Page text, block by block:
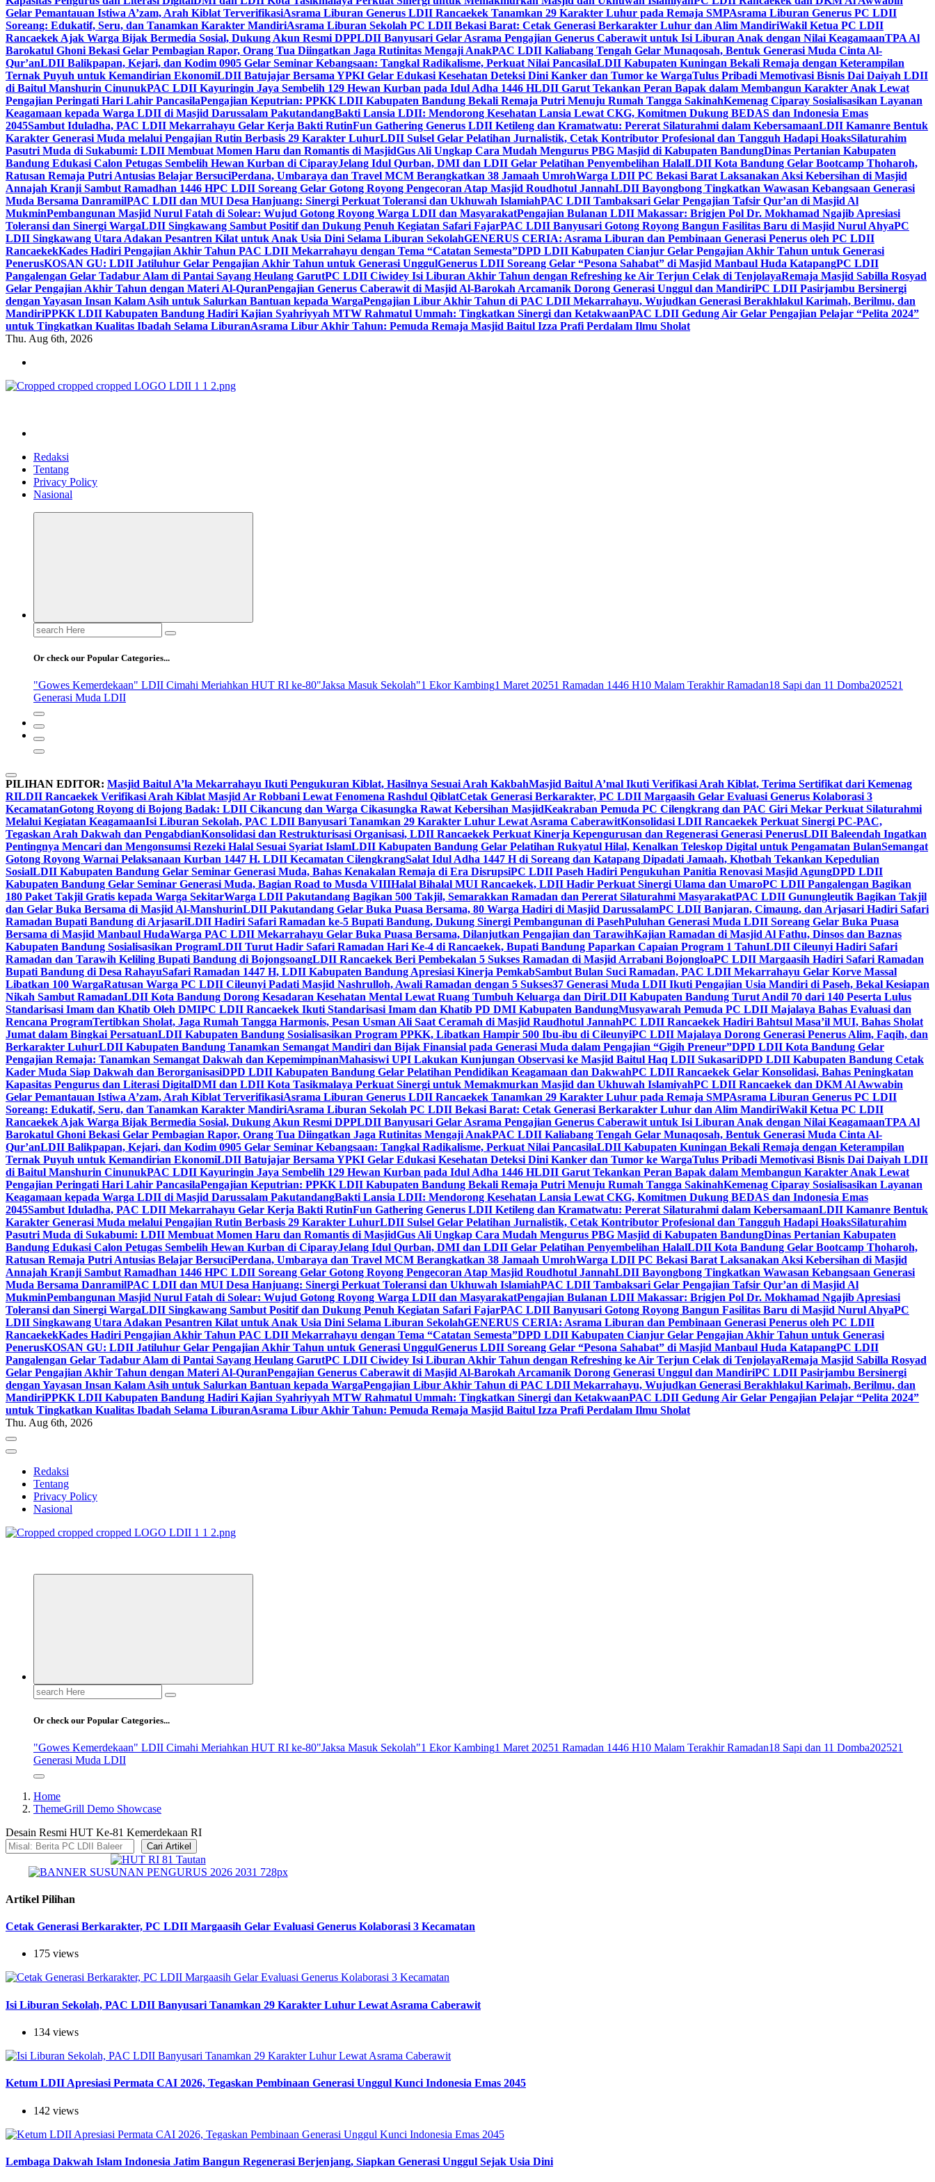
Gelar Pemantauan Istiwa A’zam, Arah Kiblat TerverifikasiAsrama Liburan Generus LDII Rancaekek Tanamkan 29 Karakter Luhur pada Remaja SMPAsrama Liburan Generus PC LDII
Soreang: Edukatif, Seru, dan Tanamkan Karakter MandiriAsrama Liburan Sekolah PC LDII Bekasi Barat: Cetak Generasi Berkarakter Luhur dan Alim MandiriWakil Ketua PC LDII
Rancaekek Ajak Warga Bijak Bermedia Sosial, Dukung Akun Resmi DPPLDII Banyusari Gelar Asrama Pengajian Generus Caberawit untuk Isi Liburan Anak dengan Nilai KeagamaanTPA Al
Barokatul Ghoni Bekasi Gelar Pembagian Rapor, Orang Tua Diingatkan Jaga Rutinitas Mengaji AnakPAC LDII Kaliabang Tengah Gelar Munaqosah, Bentuk Generasi Muda Cinta Al-
Qur’anLDII Balikpapan, Kejari, dan Kodim 0905 Gelar Seminar Kebangsaan: Tangkal Radikalisme, Perkuat Nilai PancasilaLDII Kabupaten Kuningan Bekali Remaja dengan Keterampilan
Ternak Puyuh untuk Kemandirian EkonomiLDII Batujajar Bersama YPKI Gelar Edukasi Kesehatan Deteksi Dini Kanker dan Tumor ke WargaTulus Pribadi Memotivasi Bisnis Dai Daiyah LDII
di Baitul Manshurin CinunukPAC LDII Kayuringin Jaya Sembelih 129 Hewan Kurban pada Idul Adha 1446 HLDII Garut Tekankan Peran Bapak dalam Membangun Karakter Anak Lewat
Pengajian Peringati Hari Lahir PancasilaPengajian Keputrian: PPKK LDII Kabupaten Bandung Bekali Remaja Putri Menuju Rumah Tangga SakinahKemenag Ciparay Sosialisasikan Layanan
Keagamaan kepada Warga LDII di Masjid Darussalam PakutandangBakti Lansia LDII: Mendorong Kesehatan Lansia Lewat CKG, Komitmen Dukung BEDAS dan Indonesia Emas
2045Sambut Iduladha, PAC LDII Mekarrahayu Gelar Kerja Bakti RutinFun Gathering Generus LDII Ketileng dan Kramatwatu: Pererat Silaturahmi dalam KebersamaanLDII Kamanre Bentuk
Karakter Generasi Muda melalui Pengajian Rutin Berbasis 29 Karakter LuhurLDII Sulsel Gelar Pelatihan Jurnalistik, Cetak Kontributor Profesional dan Tangguh Hadapi HoaksSilaturahim
Pasutri Muda di Sukabumi: LDII Membuat Momen Haru dan Romantis di MasjidGus Ali Ungkap Cara Mudah Mengurus PBG Masjid di Kabupaten BandungDinas Pertanian Kabupaten
Bandung Edukasi Calon Petugas Sembelih Hewan Kurban di CiparayJelang Idul Qurban, DMI dan LDII Gelar Pelatihan Penyembelihan HalalLDII Kota Bandung Gelar Bootcamp Thoharoh,
Ratusan Remaja Putri Antusias Belajar BersuciPerdana, Umbaraya dan Travel MCM Berangkatkan 38 Jamaah UmrohWarga LDII PC Bekasi Barat Laksanakan Aksi Kebersihan di Masjid
Annajah Kranji Sambut Ramadhan 1446 HPC LDII Soreang Gelar Gotong Royong Pengecoran Atap Masjid Roudhotul JannahLDII Bayongbong Tingkatkan Wawasan Kebangsaan Generasi
Muda Bersama DanramilPAC LDII dan MUI Desa Hanjuang: Sinergi Perkuat Toleransi dan Ukhuwah IslamiahPAC LDII Tambaksari Gelar Pengajian Tafsir Qur’an di Masjid Al
MukminPembangunan Masjid Nurul Fatah di Solear: Wujud Gotong Royong Warga LDII dan MasyarakatPengajian Bulanan LDII Makassar: Brigjen Pol Dr. Mokhamad Ngajib Apresiasi
Toleransi dan Sinergi WargaLDII Singkawang Sambut Positif dan Dukung Penuh Kegiatan Safari FajarPAC LDII Banyusari Gotong Royong Bangun Fasilitas Baru di Masjid Nurul AhyaPC
LDII Singkawang Utara Adakan Pesantren Kilat untuk Anak Usia Dini Selama Liburan SekolahGENERUS CERIA: Asrama Liburan dan Pembinaan Generasi Penerus oleh PC LDII
RancaekekKades Hadiri Pengajian Akhir Tahun PAC LDII Mekarrahayu dengan Tema “Catatan Semesta”DPD LDII Kabupaten Cianjur Gelar Pengajian Akhir Tahun untuk Generasi
PenerusKOSAN GU: LDII Jatiluhur Gelar Pengajian Akhir Tahun untuk Generasi UnggulGenerus LDII Soreang Gelar “Pesona Sahabat” di Masjid Manbaul Huda KatapangPC LDII
Pangalengan Gelar Tadabur Alam di Pantai Sayang Heulang GarutPC LDII Ciwidey Isi Liburan Akhir Tahun dengan Refreshing ke Air Terjun Celak di TenjolayaRemaja Masjid Sabilla Rosyad
Gelar Pengajian Akhir Tahun dengan Materi Al-QuranPengajian Generus Caberawit di Masjid Al-Barokah Arcamanik Dorong Generasi Unggul dan MandiriPC LDII Pasirjambu Bersinergi
dengan Yayasan Insan Kalam Asih untuk Salurkan Bantuan kepada WargaPengajian Libur Akhir Tahun di PAC LDII Mekarrahayu, Wujudkan Generasi Berakhlakul Karimah, Berilmu, dan
MandiriPPKK LDII Kabupaten Bandung Hadiri Kajian Syahriyyah MTW Rahmatul Ummah: Tingkatkan Sinergi dan KetakwaanPAC LDII Gedung Air Gelar Pengajian Pelajar “Pelita 2024”
untuk Tingkatkan Kualitas Ibadah Selama LiburanAsrama Libur Akhir Tahun: Pemuda Remaja Masjid Baitul Izza Prafi Perdalam Ilmu Sholat
Thu. Aug 6th, 2026
Redaksi
Tentang
Privacy Policy
Nasional
Search
for:
Or check our Popular Categories...
"Gowes Kemerdekaan" LDII Cimahi Meriahkan HUT RI ke-80"Jaksa Masuk Sekolah"1 Ekor Kambing1 Maret 20251 Ramadan 1446 H10 Malam Terakhir Ramadan18 Sapi dan 11 Domba202521
Generasi Muda LDII
PILIHAN EDITOR: Masjid Baitul A’la Mekarrahayu Ikuti Pengukuran Kiblat, Hasilnya Sesuai Arah KakbahMasjid Baitul A’mal Ikuti Verifikasi Arah Kiblat, Terima Sertifikat dari Kemenag
RILDII Rancaekek Verifikasi Arah Kiblat Masjid Ar Robbani Lewat Fenomena Rashdul QiblatCetak Generasi Berkarakter, PC LDII Margaasih Gelar Evaluasi Generus Kolaborasi 3
KecamatanGotong Royong di Bojong Badak: LDII Cikancung dan Warga Cikasungka Rawat Kebersihan MasjidKeakraban Pemuda PC Cilengkrang dan PAC Giri Mekar Perkuat Silaturahmi
Melalui Kegiatan KeagamaanIsi Liburan Sekolah, PAC LDII Banyusari Tanamkan 29 Karakter Luhur Lewat Asrama CaberawitKonsolidasi LDII Rancaekek Perkuat Sinergi PC-PAC,
Tegaskan Arah Dakwah dan PengabdianKonsolidasi dan Restrukturisasi Organisasi, LDII Rancaekek Perkuat Kinerja Kepengurusan dan Regenerasi Generasi PenerusLDII Baleendah Ingatkan
Pentingnya Mencari dan Mengonsumsi Rezeki Halal Sesuai Syariat IslamLDII Kabupaten Bandung Gelar Pelatihan Rukyatul Hilal, Kenalkan Teleskop Digital untuk Pengamatan BulanSemangat
Gotong Royong Warnai Pelaksanaan Kurban 1447 H. LDII Kecamatan CilengkrangSalat Idul Adha 1447 H di Soreang dan Katapang Dipadati Jamaah, Khotbah Tekankan Kepedulian
SosialLDII Kabupaten Bandung Gelar Seminar Generasi Muda, Bahas Kenakalan Remaja di Era DisrupsiPC LDII Paseh Hadiri Pengukuhan Panitia Renovasi Masjid AgungDPD LDII
Kabupaten Bandung Gelar Seminar Generasi Muda, Bagian Road to Musda VIIIHalal Bihalal MUI Rancaekek, LDII Hadir Perkuat Sinergi Ulama dan UmaroPC LDII Pangalengan Bagikan
180 Paket Takjil Gratis kepada Warga SekitarWarga LDII Pakutandang Bagikan 500 Takjil, Semarakkan Ramadan dan Pererat Silaturahmi MasyarakatPAC LDII Gunungleutik Bagikan Takjil
dan Gelar Buka Bersama di Masjid Al-ManshurinLDII Pakutandang Gelar Buka Puasa Bersama, 80 Warga Hadiri di Masjid DarussalamPC LDII Banjaran, Cimaung, dan Arjasari Hadiri Safari
Ramadan Bupati Bandung di ArjasariLDII Hadiri Safari Ramadan ke-5 Bupati Bandung, Dukung Sinergi Pembangunan di PasehPuluhan Generasi Muda LDII Soreang Gelar Buka Puasa
Bersama di Masjid Manbaul HudaWarga PAC LDII Mekarrahayu Gelar Buka Puasa Bersama, Dilanjutkan Pengajian dan TarawihKajian Ramadan di Masjid Al Fathu, Dinsos dan Baznas
Kabupaten Bandung Sosialisasikan ProgramLDII Turut Hadir Safari Ramadan Hari Ke-4 di Rancaekek, Bupati Bandung Paparkan Capaian Program 1 TahunLDII Cileunyi Hadiri Safari
Ramadan dan Tarawih Keliling Bupati Bandung di BojongsoangLDII Rancaekek Beri Pembekalan 5 Sukses Ramadan di Masjid Arrabani BojongloaPC LDII Margaasih Hadiri Safari Ramadan
Bupati Bandung di Desa RahayuSafari Ramadan 1447 H, LDII Kabupaten Bandung Apresiasi Kinerja PemkabSambut Bulan Suci Ramadan, PAC LDII Mekarrahayu Gelar Korve Massal
Libatkan 100 WargaRatusan Warga PC LDII Cileunyi Padati Masjid Nashrulloh, Awali Ramadan dengan 5 Sukses37 Generasi Muda LDII Ikuti Pengajian Usia Mandiri di Paseh, Bekal Kesiapan
Nikah Sambut RamadanLDII Kota Bandung Dorong Kesadaran Kesehatan Mental Lewat Ruang Tumbuh Keluarga dan DiriLDII Kabupaten Bandung Turut Andil 70 dari 140 Peserta Lulus
Standarisasi Imam dan Khatib Oleh DMIPC LDII Rancaekek Ikuti Standarisasi Imam dan Khatib PD DMI Kabupaten BandungMusyawarah Pemuda PC LDII Majalaya Bahas Evaluasi dan
Rencana ProgramTertibkan Sholat, Jaga Rumah Tangga Harmonis, Pesan Usman Ali Saat Ceramah di Masjid Raudhotul JannahPC LDII Rancaekek Hadiri Bahtsul Masa’il MUI, Bahas Sholat
Jumat dalam Bingkai PersatuanLDII Kabupaten Bandung Sosialisasikan Program PPKK, Libatkan Hampir 500 Ibu-ibu di CileunyiPC LDII Majalaya Dorong Generasi Penerus Alim, Faqih, dan
Berkarakter LuhurLDII Kabupaten Bandung Tanamkan Semangat Mandiri dan Bijak Finansial pada Generasi Muda dalam Pengajian “Gigih Preneur”DPD LDII Kota Bandung Gelar
Pengajian Remaja: Tanamkan Semangat Dakwah dan KepemimpinanMahasiswi UPI Lakukan Kunjungan Observasi ke Masjid Baitul Haq LDII SukasariDPD LDII Kabupaten Bandung Cetak
Kader Muda Siap Dakwah dan BerorganisasiDPD LDII Kabupaten Bandung Gelar Pelatihan Pendidikan Keagamaan dan DakwahPC LDII Rancaekek Gelar Konsolidasi, Bahas Peningkatan
Kapasitas Pengurus dan Literasi DigitalDMI dan LDII Kota Tasikmalaya Perkuat Sinergi untuk Memakmurkan Masjid dan Ukhuwah IslamiyahPC LDII Rancaekek dan DKM Al Awwabin
Gelar Pemantauan Istiwa A’zam, Arah Kiblat TerverifikasiAsrama Liburan Generus LDII Rancaekek Tanamkan 29 Karakter Luhur pada Remaja SMPAsrama Liburan Generus PC LDII
Soreang: Edukatif, Seru, dan Tanamkan Karakter MandiriAsrama Liburan Sekolah PC LDII Bekasi Barat: Cetak Generasi Berkarakter Luhur dan Alim MandiriWakil Ketua PC LDII
Rancaekek Ajak Warga Bijak Bermedia Sosial, Dukung Akun Resmi DPPLDII Banyusari Gelar Asrama Pengajian Generus Caberawit untuk Isi Liburan Anak dengan Nilai KeagamaanTPA Al
Barokatul Ghoni Bekasi Gelar Pembagian Rapor, Orang Tua Diingatkan Jaga Rutinitas Mengaji AnakPAC LDII Kaliabang Tengah Gelar Munaqosah, Bentuk Generasi Muda Cinta Al-
Qur’anLDII Balikpapan, Kejari, dan Kodim 0905 Gelar Seminar Kebangsaan: Tangkal Radikalisme, Perkuat Nilai PancasilaLDII Kabupaten Kuningan Bekali Remaja dengan Keterampilan
Ternak Puyuh untuk Kemandirian EkonomiLDII Batujajar Bersama YPKI Gelar Edukasi Kesehatan Deteksi Dini Kanker dan Tumor ke WargaTulus Pribadi Memotivasi Bisnis Dai Daiyah LDII
di Baitul Manshurin CinunukPAC LDII Kayuringin Jaya Sembelih 129 Hewan Kurban pada Idul Adha 1446 HLDII Garut Tekankan Peran Bapak dalam Membangun Karakter Anak Lewat
Pengajian Peringati Hari Lahir PancasilaPengajian Keputrian: PPKK LDII Kabupaten Bandung Bekali Remaja Putri Menuju Rumah Tangga SakinahKemenag Ciparay Sosialisasikan Layanan
Keagamaan kepada Warga LDII di Masjid Darussalam PakutandangBakti Lansia LDII: Mendorong Kesehatan Lansia Lewat CKG, Komitmen Dukung BEDAS dan Indonesia Emas
2045Sambut Iduladha, PAC LDII Mekarrahayu Gelar Kerja Bakti RutinFun Gathering Generus LDII Ketileng dan Kramatwatu: Pererat Silaturahmi dalam KebersamaanLDII Kamanre Bentuk
Karakter Generasi Muda melalui Pengajian Rutin Berbasis 29 Karakter LuhurLDII Sulsel Gelar Pelatihan Jurnalistik, Cetak Kontributor Profesional dan Tangguh Hadapi HoaksSilaturahim
Pasutri Muda di Sukabumi: LDII Membuat Momen Haru dan Romantis di MasjidGus Ali Ungkap Cara Mudah Mengurus PBG Masjid di Kabupaten BandungDinas Pertanian Kabupaten
Bandung Edukasi Calon Petugas Sembelih Hewan Kurban di CiparayJelang Idul Qurban, DMI dan LDII Gelar Pelatihan Penyembelihan HalalLDII Kota Bandung Gelar Bootcamp Thoharoh,
Ratusan Remaja Putri Antusias Belajar BersuciPerdana, Umbaraya dan Travel MCM Berangkatkan 38 Jamaah UmrohWarga LDII PC Bekasi Barat Laksanakan Aksi Kebersihan di Masjid
Annajah Kranji Sambut Ramadhan 1446 HPC LDII Soreang Gelar Gotong Royong Pengecoran Atap Masjid Roudhotul JannahLDII Bayongbong Tingkatkan Wawasan Kebangsaan Generasi
Muda Bersama DanramilPAC LDII dan MUI Desa Hanjuang: Sinergi Perkuat Toleransi dan Ukhuwah IslamiahPAC LDII Tambaksari Gelar Pengajian Tafsir Qur’an di Masjid Al
MukminPembangunan Masjid Nurul Fatah di Solear: Wujud Gotong Royong Warga LDII dan MasyarakatPengajian Bulanan LDII Makassar: Brigjen Pol Dr. Mokhamad Ngajib Apresiasi
Toleransi dan Sinergi WargaLDII Singkawang Sambut Positif dan Dukung Penuh Kegiatan Safari FajarPAC LDII Banyusari Gotong Royong Bangun Fasilitas Baru di Masjid Nurul AhyaPC
LDII Singkawang Utara Adakan Pesantren Kilat untuk Anak Usia Dini Selama Liburan SekolahGENERUS CERIA: Asrama Liburan dan Pembinaan Generasi Penerus oleh PC LDII
RancaekekKades Hadiri Pengajian Akhir Tahun PAC LDII Mekarrahayu dengan Tema “Catatan Semesta”DPD LDII Kabupaten Cianjur Gelar Pengajian Akhir Tahun untuk Generasi
PenerusKOSAN GU: LDII Jatiluhur Gelar Pengajian Akhir Tahun untuk Generasi UnggulGenerus LDII Soreang Gelar “Pesona Sahabat” di Masjid Manbaul Huda KatapangPC LDII
Pangalengan Gelar Tadabur Alam di Pantai Sayang Heulang GarutPC LDII Ciwidey Isi Liburan Akhir Tahun dengan Refreshing ke Air Terjun Celak di TenjolayaRemaja Masjid Sabilla Rosyad
Gelar Pengajian Akhir Tahun dengan Materi Al-QuranPengajian Generus Caberawit di Masjid Al-Barokah Arcamanik Dorong Generasi Unggul dan MandiriPC LDII Pasirjambu Bersinergi
dengan Yayasan Insan Kalam Asih untuk Salurkan Bantuan kepada WargaPengajian Libur Akhir Tahun di PAC LDII Mekarrahayu, Wujudkan Generasi Berakhlakul Karimah, Berilmu, dan
MandiriPPKK LDII Kabupaten Bandung Hadiri Kajian Syahriyyah MTW Rahmatul Ummah: Tingkatkan Sinergi dan KetakwaanPAC LDII Gedung Air Gelar Pengajian Pelajar “Pelita 2024”
untuk Tingkatkan Kualitas Ibadah Selama LiburanAsrama Libur Akhir Tahun: Pemuda Remaja Masjid Baitul Izza Prafi Perdalam Ilmu Sholat
Thu. Aug 6th, 2026
Redaksi
Tentang
Privacy Policy
Nasional
Search
for:
Or check our Popular Categories...
"Gowes Kemerdekaan" LDII Cimahi Meriahkan HUT RI ke-80"Jaksa Masuk Sekolah"1 Ekor Kambing1 Maret 20251 Ramadan 1446 H10 Malam Terakhir Ramadan18 Sapi dan 11 Domba202521
Generasi Muda LDII
Home
ThemeGrill Demo Showcase
Desain Resmi HUT Ke-81 Kemerdekaan RI
Cari Artikel
Artikel Pilihan
Cetak Generasi Berkarakter, PC LDII Margaasih Gelar Evaluasi Generus Kolaborasi 3 Kecamatan
175 views
Isi Liburan Sekolah, PAC LDII Banyusari Tanamkan 29 Karakter Luhur Lewat Asrama Caberawit
134 views
Ketum LDII Apresiasi Permata CAI 2026, Tegaskan Pembinaan Generasi Unggul Kunci Indonesia Emas 2045
142 views
Lembaga Dakwah Islam Indonesia Jatim Bangun Regenerasi Berjenjang, Siapkan Generasi Unggul Sejak Usia Dini